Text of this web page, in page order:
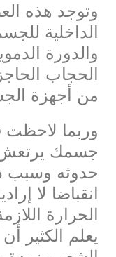
وتوجد هذه
الداخلية
والدورة
الحجاب
من أجهزة
وربما لاحظت
جسمك يرتعش
حدوثه وسبب
انقباضا لا
الحرارة
يعلم الكثير